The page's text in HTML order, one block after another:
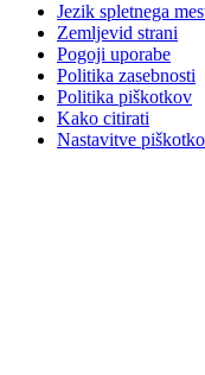
Jezik spletnega
Zemljevid strani
Pogoji uporabe
Politika zasebnosti
Politika piškotkov
Kako citirati
Nastavitve